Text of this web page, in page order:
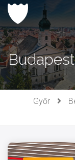
Ugrás
tartalomhoz
Győr